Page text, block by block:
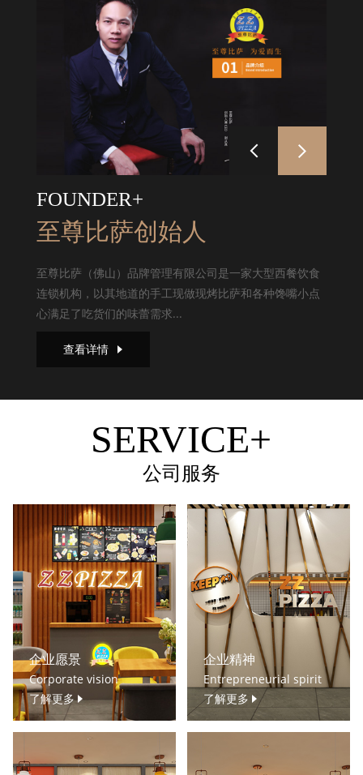
FOUNDER+
至尊比萨创始人
至尊比萨（佛山）品牌管理有限公司是一家大型西餐饮食
连锁机构，以其地道的手工现做现烤比萨和各种馋嘴小点
心满足了吃货们的味蕾需求...
查看详情
SERVICE+
公司服务
企业愿景
Corporate vision
了解更多
企业精神
Entrepreneurial spirit
了解更多